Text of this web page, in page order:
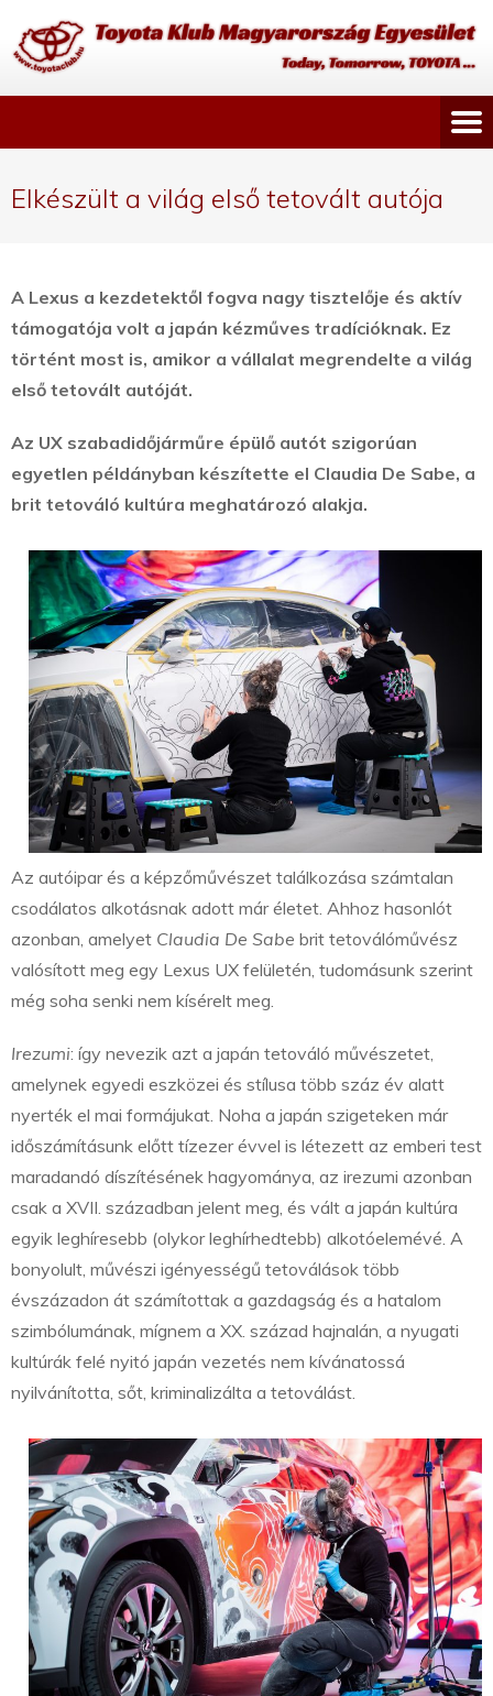
Elkészült a világ első tetovált autója
A Lexus a kezdetektől fogva nagy tisztelője és aktív
támogatója volt a japán kézműves tradícióknak. Ez
történt most is, amikor a vállalat megrendelte a világ
első tetovált autóját.
Az UX szabadidőjárműre épülő autót szigorúan
egyetlen példányban készítette el Claudia De Sabe, a
brit tetováló kultúra meghatározó alakja.
Az autóipar és a képzőművészet találkozása számtalan
csodálatos alkotásnak adott már életet. Ahhoz hasonlót
azonban, amelyet Claudia De Sabe brit tetoválóművész
valósított meg egy Lexus UX felületén, tudomásunk szerint
még soha senki nem kísérelt meg.
Irezumi: így nevezik azt a japán tetováló művészetet,
amelynek egyedi eszközei és stílusa több száz év alatt
nyerték el mai formájukat. Noha a japán szigeteken már
időszámításunk előtt tízezer évvel is létezett az emberi test
maradandó díszítésének hagyománya, az irezumi azonban
csak a XVII. században jelent meg, és vált a japán kultúra
egyik leghíresebb (olykor leghírhedtebb) alkotóelemévé. A
bonyolult, művészi igényességű tetoválások több
évszázadon át számítottak a gazdagság és a hatalom
szimbólumának, mígnem a XX. század hajnalán, a nyugati
kultúrák felé nyitó japán vezetés nem kívánatossá
nyilvánította, sőt, kriminalizálta a tetoválást.